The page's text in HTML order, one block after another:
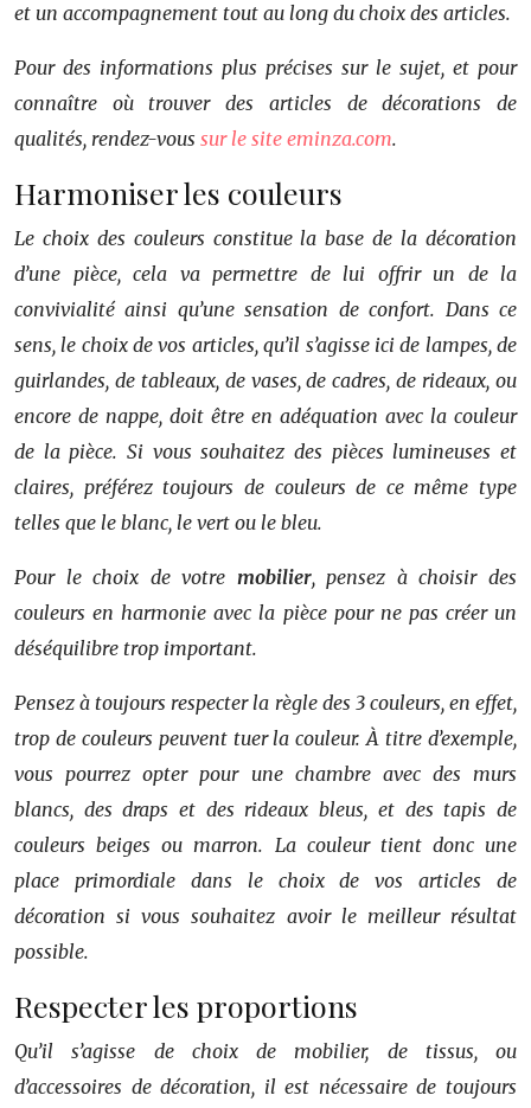
et un accompagnement tout au long du choix des articles.
Pour des informations plus précises sur le sujet, et pour
connaître où trouver des articles de décorations de
qualités, rendez-vous sur le site eminza.com.
Harmoniser les couleurs
Le choix des couleurs constitue la base de la décoration
d’une pièce, cela va permettre de lui offrir un de la
convivialité ainsi qu’une sensation de confort. Dans ce
sens, le choix de vos articles, qu’il s’agisse ici de lampes, de
guirlandes, de tableaux, de vases, de cadres, de rideaux, ou
encore de nappe, doit être en adéquation avec la couleur
de la pièce. Si vous souhaitez des pièces lumineuses et
claires, préférez toujours de couleurs de ce même type
telles que le blanc, le vert ou le bleu.
Pour le choix de votre mobilier, pensez à choisir des
couleurs en harmonie avec la pièce pour ne pas créer un
déséquilibre trop important.
Pensez à toujours respecter la règle des 3 couleurs, en effet,
trop de couleurs peuvent tuer la couleur. À titre d’exemple,
vous pourrez opter pour une chambre avec des murs
blancs, des draps et des rideaux bleus, et des tapis de
couleurs beiges ou marron. La couleur tient donc une
place primordiale dans le choix de vos articles de
décoration si vous souhaitez avoir le meilleur résultat
possible.
Respecter les proportions
Qu’il s’agisse de choix de mobilier, de tissus, ou
d’accessoires de décoration, il est nécessaire de toujours